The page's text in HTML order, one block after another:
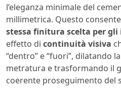
l’eleganza minimale del
millimetrica. Questo
stessa finitura scelta per
effetto di continuità visiva
“dentro” e “fuori”, dilatando
metratura e trasformando il
coerente proseguimento del